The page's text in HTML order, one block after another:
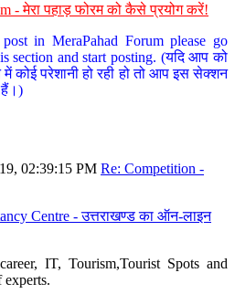
- मेरा पहाड़ फोरम को कैसे प्रयोग करें!
in MeraPahad Forum please go
section and start posting. (यदि आप को
कोई परेशानी हो रही हो तो आप इस सेक्शन
02:39:15 PM Re: Competition -
Centre - उत्तराखण्ड का ऑन-लाइन
IT, Tourism,Tourist Spots and